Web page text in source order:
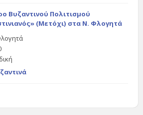
Βυζαντινού Πολιτισμού
(Μετόχι) στα Ν. Φλογητά